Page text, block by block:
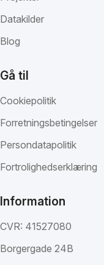
Datakilder
Blog
Gå til
Cookiepolitik
Forretningsbetingelser
Persondatapolitik
Fortrolighedserklæring
Information
CVR: 41527080
Borgergade 24B